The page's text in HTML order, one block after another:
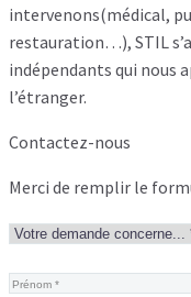
intervenons(médical,
restauration…), STIL
indépendants qui nous
l’étranger.
Contactez-nous
Merci de remplir le